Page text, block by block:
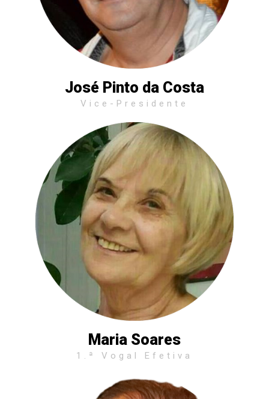
José Pinto da Costa
Vice-Presidente
Maria Soares
1.ª Vogal Efetiva